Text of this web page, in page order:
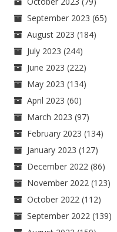
September 2023 (65)
August 2023 (184)
July 2023 (244)
June 2023 (222)
May 2023 (134)
April 2023 (60)
March 2023 (97)
February 2023 (134)
January 2023 (127)
December 2022 (86)
November 2022 (123)
October 2022 (112)
September 2022 (139)